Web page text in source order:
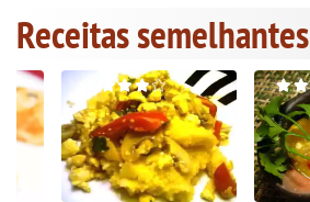
Receitas semelhantes